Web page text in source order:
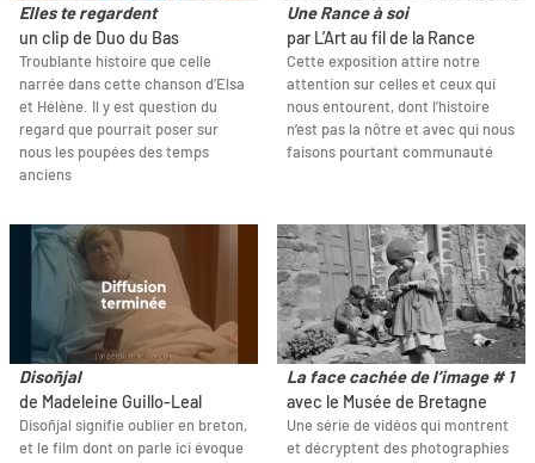
Elles te regardent
un clip de Duo du Bas
Troublante histoire que celle
narrée dans cette chanson d’Elsa
et Hélène. Il y est question du
regard que pourrait poser sur
nous les poupées des temps
anciens
Une Rance à soi
par L’Art au fil de la Rance
Cette exposition attire notre
attention sur celles et ceux qui
nous entourent, dont l’histoire
n’est pas la nôtre et avec qui nous
faisons pourtant communauté
Disoñjal
de Madeleine Guillo-Leal
Disoñjal signifie oublier en breton,
et le film dont on parle ici évoque
La face cachée de l’image # 1
avec le Musée de Bretagne
Une série de vidéos qui montrent
et décryptent des photographies